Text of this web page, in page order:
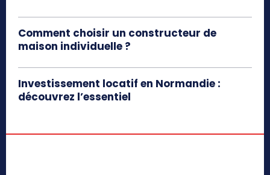
Comment choisir un constructeur de
maison individuelle ?
Investissement locatif en Normandie :
découvrez l’essentiel